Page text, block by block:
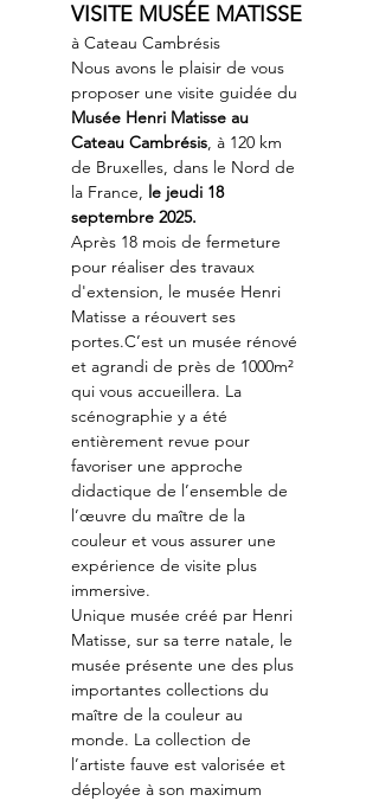
VISITE MUSÉE MATISSE
à Cateau Cambrésis
Nous avons le plaisir de vous
proposer une visite guidée du
Musée Henri Matisse au
Cateau Cambrésis, à 120 km
de Bruxelles, dans le Nord de
la France, le jeudi 18
septembre 2025.
Après 18 mois de fermeture
pour réaliser des travaux
d'extension, le musée Henri
Matisse a réouvert ses
portes.C’est un musée rénové
et agrandi de près de 1000m²
qui vous accueillera. La
scénographie y a été
entièrement revue pour
favoriser une approche
didactique de l’ensemble de
l’œuvre du maître de la
couleur et vous assurer une
expérience de visite plus
immersive.
Unique musée créé par Henri
Matisse, sur sa terre natale, le
musée présente une des plus
importantes collections du
maître de la couleur au
monde. La collection de
l’artiste fauve est valorisée et
déployée à son maximum